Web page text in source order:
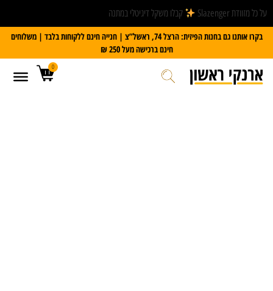
על כל מזוודת Slazenger
קבלו משקל דיגיטלי במתנה
בקרו אותנו גם בחנות הפיזית: הרצל 74, ראשל”צ | חנייה חינם ללקוחות בלבד | משלוחים
חינם ברכישה מעל 250 ₪
0